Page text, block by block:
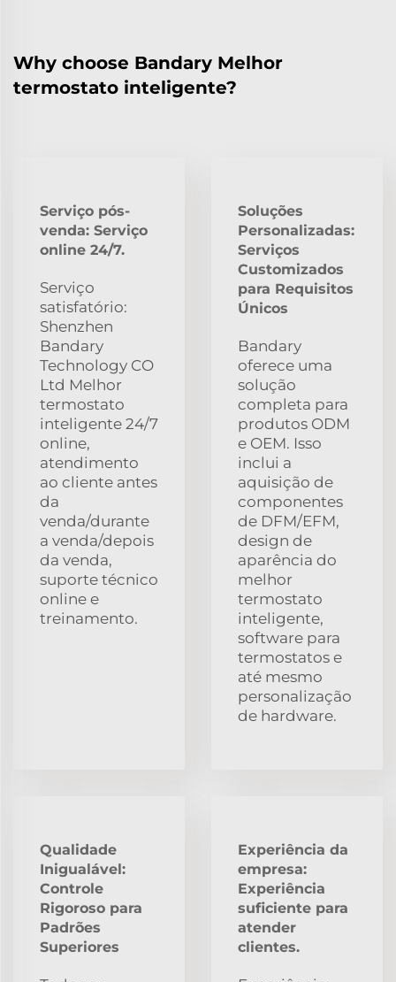
Why choose Bandary Melhor
termostato inteligente?
Serviço pós-
venda: Serviço
online 24/7.
Serviço
satisfatório:
Shenzhen
Bandary
Technology CO
Ltd Melhor
termostato
inteligente 24/7
online,
atendimento
ao cliente antes
da
venda/durante
a venda/depois
da venda,
suporte técnico
online e
treinamento.
Soluções
Personalizadas:
Serviços
Customizados
para Requisitos
Únicos
Bandary
oferece uma
solução
completa para
produtos ODM
e OEM. Isso
inclui a
aquisição de
componentes
de DFM/EFM,
design de
aparência do
melhor
termostato
inteligente,
software para
termostatos e
até mesmo
personalização
de hardware.
Qualidade
Inigualável:
Controle
Rigoroso para
Padrões
Superiores
Experiência da
empresa:
Experiência
suficiente para
atender
clientes.